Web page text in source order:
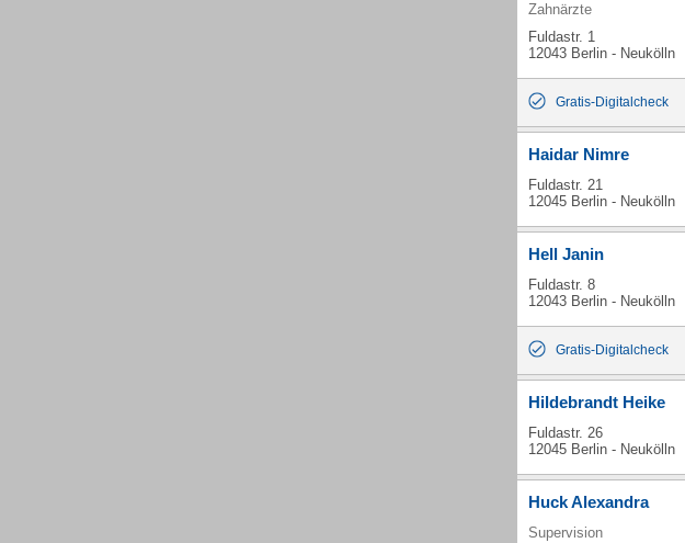
Zahnärzte
Fuldastr. 1
12043 Berlin - Neukölln
Gratis-Digitalcheck
Haidar Nimre
Fuldastr. 21
12045 Berlin - Neukölln
Hell Janin
Fuldastr. 8
12043 Berlin - Neukölln
Gratis-Digitalcheck
Hildebrandt Heike
Fuldastr. 26
12045 Berlin - Neukölln
Huck Alexandra
Supervision